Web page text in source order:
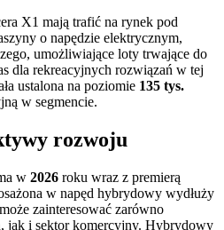
X1 mają trafić na rynek pod
o napędzie elektrycznym,
umożliwiające loty trwające do
dla rekreacyjnych rozwiązań w tej
ustalona na poziomie 135 tys.
w segmencie.
rozwoju
w 2026 roku wraz z premierą
w napęd hybrydowy wydłuży
zainteresować zarówno
jak i sektor komercyjny. Hybrydowy